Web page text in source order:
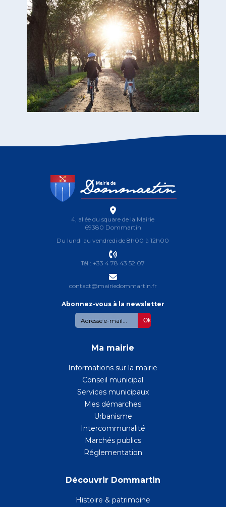
4, allée du square de la Mairie
69380 Dommartin
Du lundi au vendredi de 8h00 à 12h00
Tél : +33 4 78 43 52 07
contact@mairiedommartin.fr
Abonnez-vous à la newsletter
CAPTCHAAbonnez-
vous
la
Ma mairie
Informations sur la mairie
Conseil municipal
Services municipaux
Mes démarches
Urbanisme
Intercommunalité
Marchés publics
Réglementation
Découvrir Dommartin
Histoire & patrimoine